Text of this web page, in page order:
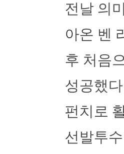
전날 의
아온 벤
후 처음
성공했
펀치로
선발투